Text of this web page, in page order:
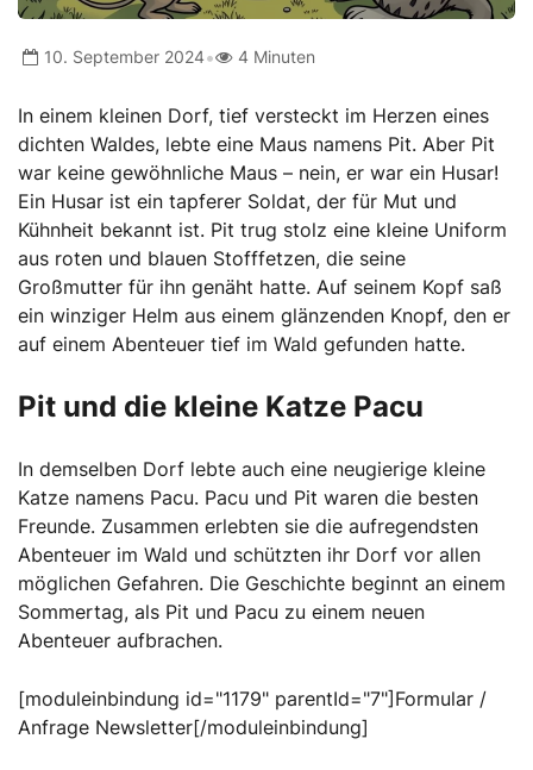
10. September 2024• 4 Minuten
In einem kleinen Dorf, tief versteckt im Herzen eines
dichten Waldes, lebte eine Maus namens Pit. Aber Pit
war keine gewöhnliche Maus – nein, er war ein Husar!
Ein Husar ist ein tapferer Soldat, der für Mut und
Kühnheit bekannt ist. Pit trug stolz eine kleine Uniform
aus roten und blauen Stofffetzen, die seine
Großmutter für ihn genäht hatte. Auf seinem Kopf saß
ein winziger Helm aus einem glänzenden Knopf, den er
auf einem Abenteuer tief im Wald gefunden hatte.
Pit und die kleine Katze Pacu
In demselben Dorf lebte auch eine neugierige kleine
Katze namens Pacu. Pacu und Pit waren die besten
Freunde. Zusammen erlebten sie die aufregendsten
Abenteuer im Wald und schützten ihr Dorf vor allen
möglichen Gefahren. Die Geschichte beginnt an einem
Sommertag, als Pit und Pacu zu einem neuen
Abenteuer aufbrachen.
[moduleinbindung id="1179" parentId="7"]Formular /
Anfrage Newsletter[/moduleinbindung]